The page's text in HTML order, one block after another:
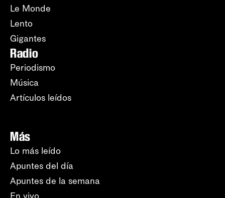
Le Monde
Lento
Gigantes
Radio
Periodismo
Música
Artículos leídos
Más
Lo más leído
Apuntes del día
Apuntes de la semana